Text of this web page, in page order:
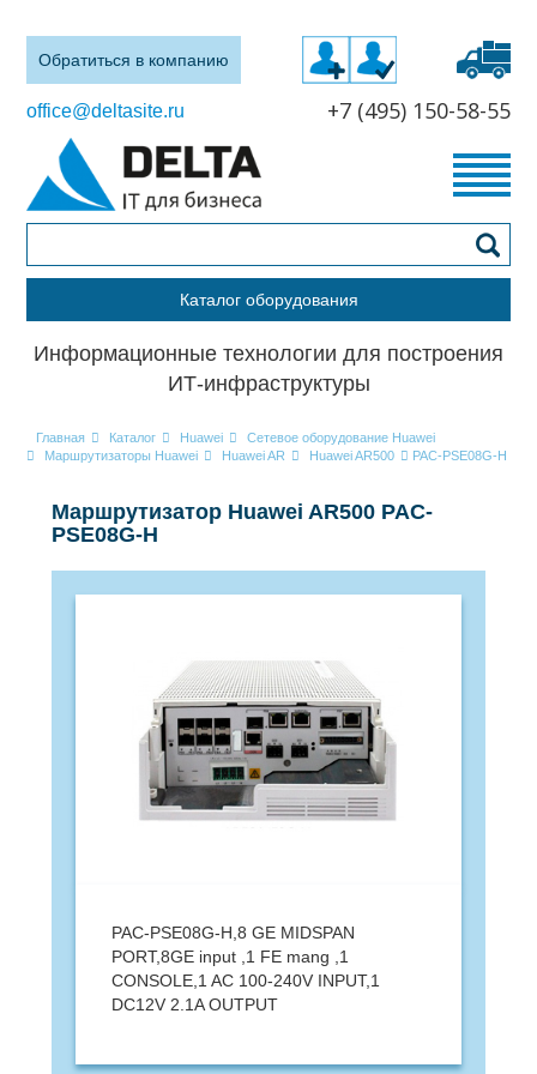
Обратиться в компанию
office@deltasite.ru +7 (495) 150-58-55
Каталог оборудования
Информационные технологии для построения
ИТ-инфраструктуры
Главная Каталог Huawei
Сетевое оборудование Huawei
Маршрутизаторы Huawei
Huawei AR Huawei AR500 PAC-PSE08G-H
Маршрутизатор Huawei AR500 PAC-
PSE08G-H
PAC-PSE08G-H,8 GE MIDSPAN
PORT,8GE input ,1 FE mang ,1
CONSOLE,1 AC 100-240V INPUT,1
DC12V 2.1A OUTPUT